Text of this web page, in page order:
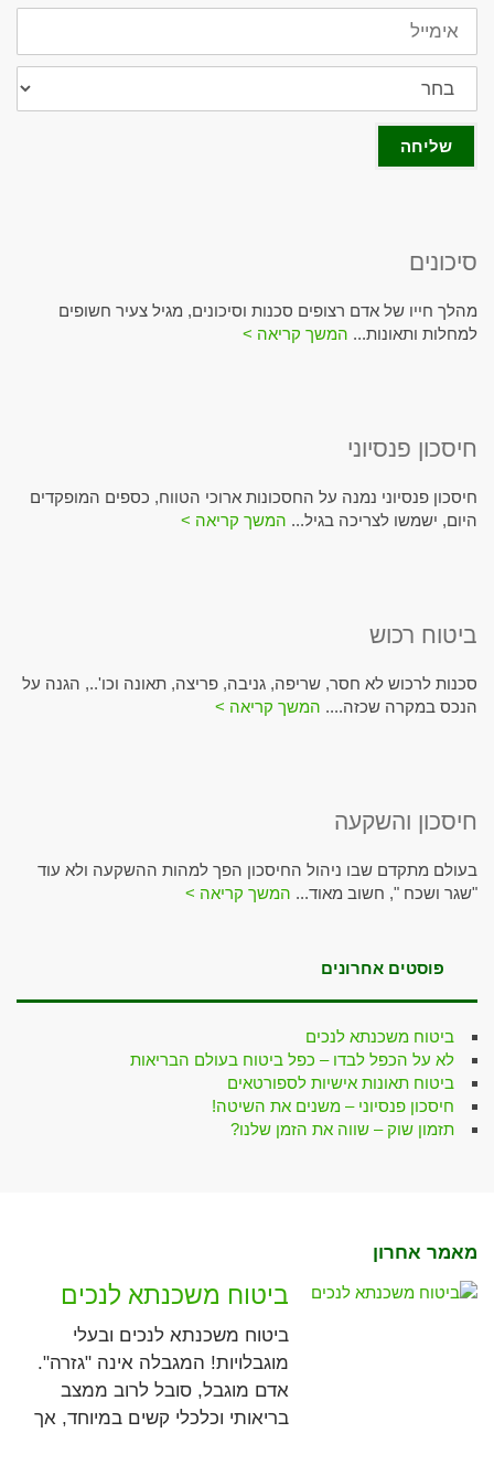
אימייל
מתעניין
בביטוח
שליחה
סיכונים
מהלך חייו של אדם רצופים סכנות וסיכונים, מגיל צעיר חשופים
למחלות ותאונות... המשך קריאה >
חיסכון פנסיוני
חיסכון פנסיוני נמנה על החסכונות ארוכי הטווח, כספים המופקדים
היום, ישמשו לצריכה בגיל... המשך קריאה >
ביטוח רכוש
סכנות לרכוש לא חסר, שריפה, גניבה, פריצה, תאונה וכו'.., הגנה על
הנכס במקרה שכזה.... המשך קריאה >
חיסכון והשקעה
בעולם מתקדם שבו ניהול החיסכון הפך למהות ההשקעה ולא עוד
"שגר ושכח ", חשוב מאוד... המשך קריאה >
פוסטים אחרונים
ביטוח משכנתא לנכים
לא על הכפל לבדו – כפל ביטוח בעולם הבריאות
ביטוח תאונות אישיות לספורטאים
חיסכון פנסיוני – משנים את השיטה!
תזמון שוק – שווה את הזמן שלנו?
מאמר אחרון
ביטוח משכנתא לנכים
ביטוח משכנתא לנכים ובעלי
מוגבלויות! המגבלה אינה "גזרה".
אדם מוגבל, סובל לרוב ממצב
בריאותי וכלכלי קשים במיוחד, אך